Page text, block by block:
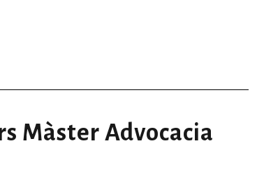
Màster Advocacia